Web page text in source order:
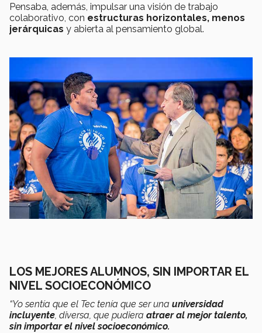
Pensaba, además, impulsar una visión de trabajo
colaborativo, con estructuras horizontales, menos
jerárquicas y abierta al pensamiento global.
LOS MEJORES ALUMNOS, SIN IMPORTAR EL
NIVEL SOCIOECONÓMICO
“Yo sentía que el Tec tenía que ser una universidad
incluyente, diversa, que pudiera atraer al mejor talento,
sin importar el nivel socioeconómico.